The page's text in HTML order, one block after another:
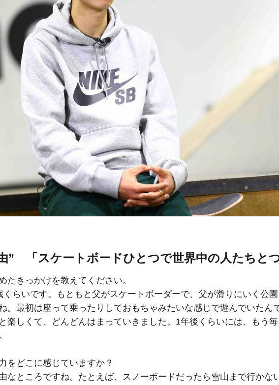
” 「スケートボードひとつで世界中の人たちとつ
きっかけを教えてください。
らいです。もともと父がスケートボーダーで、父が滑りにいく公
。最初は座って乗ったりしておもちゃみたいな感じで遊んでいたん
楽しくて、どんどんはまっていきました。1年後くらいには、もう
どこに感じていますか？
ところですね。たとえば、スノーボードだったら雪山まで行かな